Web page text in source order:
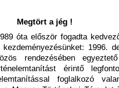
Megtört a jég !
óta először fogadta
1996.
rendezésében egyeztető
érintő
foglalkozó